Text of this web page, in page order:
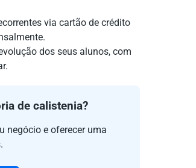
via cartão de crédito
dos seus alunos, com
de calistenia?
negócio e oferecer uma